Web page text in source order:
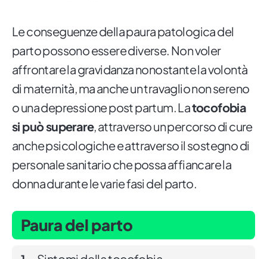
Le conseguenze della paura patologica del
parto possono essere diverse. Non voler
affrontare la gravidanza nonostante la volontà
di maternità, ma anche un travaglio non sereno
o una depressione post partum. Latocofobia
si può superare, attraverso un percorso di cure
anche psicologiche e attraverso il sostegno di
personale sanitario che possa affiancare la
donna durante le varie fasi del parto.
Paura del parto